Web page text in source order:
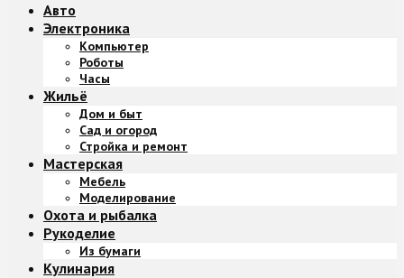
Авто
Электроника
Компьютер
Роботы
Часы
Жильё
Дом и быт
Сад и огород
Стройка и ремонт
Мастерская
Мебель
Моделирование
Охота и рыбалка
Рукоделие
Из бумаги
Кулинария